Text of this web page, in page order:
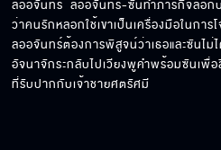
ลออจันทร์  ลออจันทร์-ซันทำภารกิจล่อก
ว่าคนรักหลอกใช้เขาเป็นเครื่องมือในกา
ลออจันทร์ต้องการพิสูจน์ว่าเธอและซันไ
อัจนาจักระกลับไปเวียงพูคำพร้อมซันเพื่
ที่รับปากกับเจ้าชายศตรัศมี